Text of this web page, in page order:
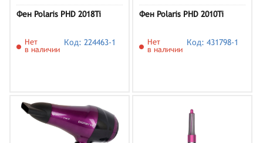
Фен Polaris PHD 2018Ti
Нет
в наличии
Код: 224463-1
Фен Polaris PHD 2010Ti
Нет
в наличии
Код: 431798-1